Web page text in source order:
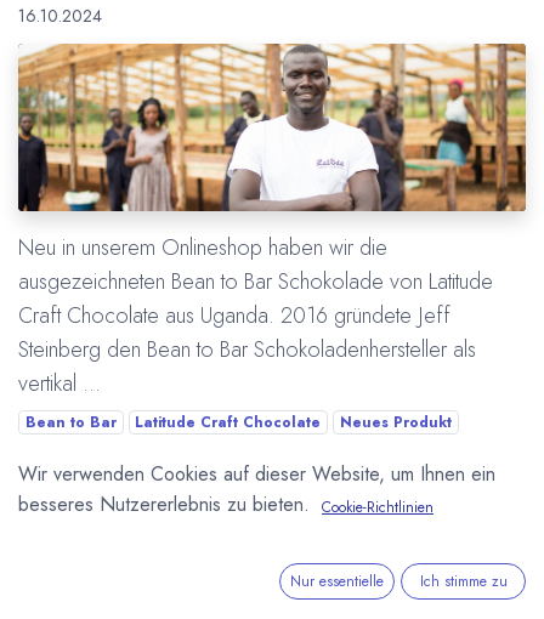
16.10.2024
Neu in unserem Onlineshop haben wir die
ausgezeichneten Bean to Bar Schokolade von Latitude
Craft Chocolate aus Uganda. 2016 gründete Jeff
Steinberg den Bean to Bar Schokoladenhersteller als
vertikal ...
Bean to Bar Latitude Craft Chocolate
Neues Produkt
Mehr lesen
Wir verwenden Cookies auf dieser Website, um Ihnen ein
besseres Nutzererlebnis zu bieten.
Cookie-Richtlinien
Nur essentielle Ich stimme zu